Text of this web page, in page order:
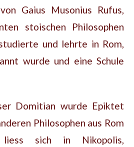
Gaius Musonius Rufus,
stoischen Philosophen
und lehrte in Rom,
wurde und eine Schule
Domitian wurde Epiktet
Philosophen aus Rom
sich in Nikopolis,